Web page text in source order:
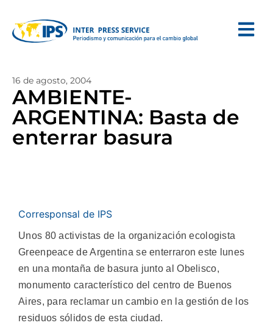
16 de agosto, 2004
AMBIENTE-
ARGENTINA: Basta de
enterrar basura
Corresponsal de IPS
Unos 80 activistas de la organización ecologista
Greenpeace de Argentina se enterraron este lunes
en una montaña de basura junto al Obelisco,
monumento característico del centro de Buenos
Aires, para reclamar un cambio en la gestión de los
residuos sólidos de esta ciudad.